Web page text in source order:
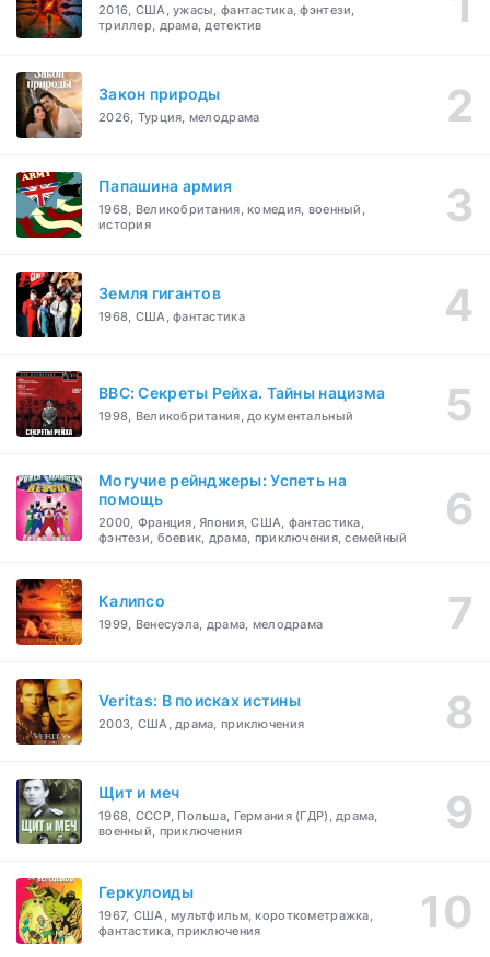
2016, США, ужасы, фантастика, фэнтези,
триллер, драма, детектив
Закон природы
2026, Турция, мелодрама
Папашина армия
1968, Великобритания, комедия, военный,
история
Земля гигантов
1968, США, фантастика
BBC: Секреты Рейха. Тайны нацизма
1998, Великобритания, документальный
Могучие рейнджеры: Успеть на
помощь
2000, Франция, Япония, США, фантастика,
фэнтези, боевик, драма, приключения, семейный
Калипсо
1999, Венесуэла, драма, мелодрама
Veritas: В поисках истины
2003, США, драма, приключения
Щит и меч
1968, СССР, Польша, Германия (ГДР), драма,
военный, приключения
Геркулоиды
1967, США, мультфильм, короткометражка,
фантастика, приключения